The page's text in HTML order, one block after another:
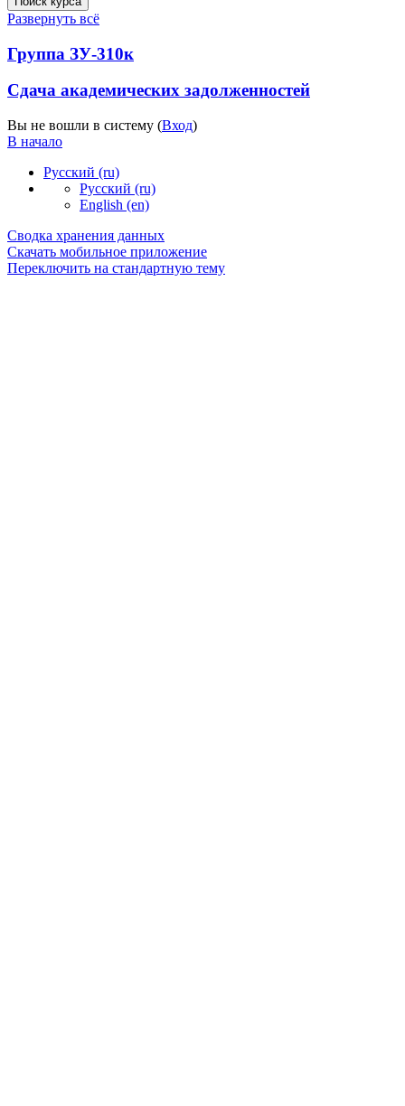
Развернуть всё
Группа ЗУ-310к
Сдача академических задолженностей
Вы не вошли в систему (Вход)
В начало
Русский ‎(ru)‎
Русский ‎(ru)‎
English ‎(en)‎
Сводка хранения данных
Скачать мобильное приложение
Переключить на стандартную тему